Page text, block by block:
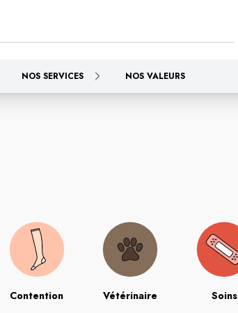
NOS SERVICES NOS VALEURS
Contention Vétérinaire Soins